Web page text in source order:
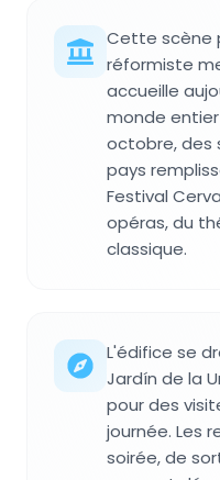
Cette scène
réformiste
accueille
monde
octobre, des
pays
Festival
opéras, du
classique.
L'édifice se
Jardín de la
pour des
journée. Les
soirée, de